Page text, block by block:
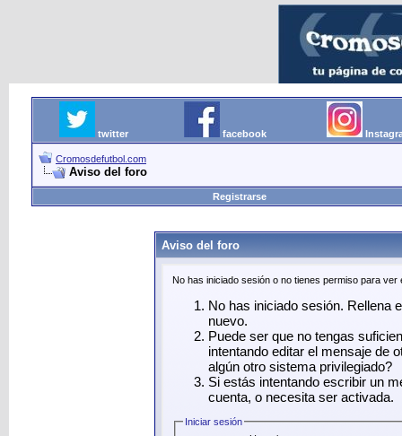
twitter facebook
Cromosdefutbol.com
Aviso del foro
Registrarse
Aviso del foro
No has iniciado sesión o no tienes permiso para
No has iniciado sesión. Rellena
nuevo.
Puede ser que no tengas
intentando editar el mensaje de
algún otro sistema privilegiado?
Si estás intentando escribir un
cuenta, o necesita ser activada.
Iniciar sesión